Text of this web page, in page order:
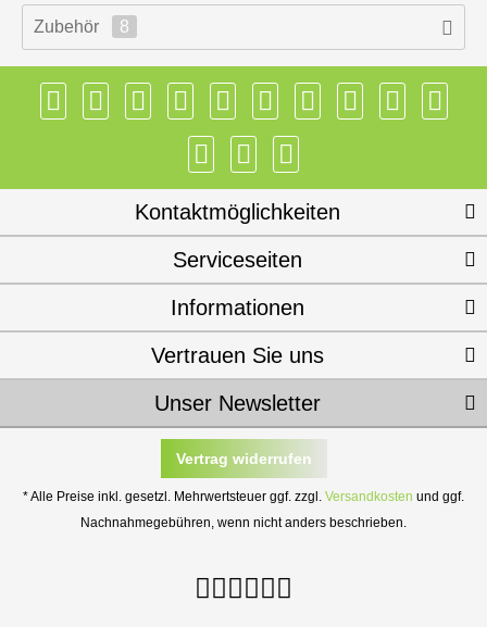
Zubehör 8
Kontaktmöglichkeiten
Serviceseiten
Informationen
Unser Newsletter
Vertrauen Sie uns
Vertrag widerrufen
* Alle Preise inkl. gesetzl. Mehrwertsteuer ggf. zzgl. Versandkosten und ggf.
Nachnahmegebühren, wenn nicht anders beschrieben.